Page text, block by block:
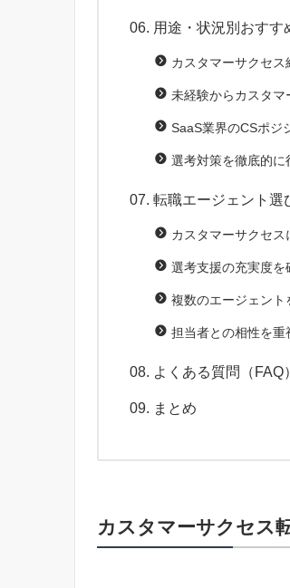
用途・状況別おすす
カスタマーサクセ
未経験からカスタマ
SaaS業界のCSポジ
選考対策を徹底的に
転職エージェント選
カスタマーサクセ
選考支援の充実度を
複数のエージェント
担当者との相性を重
よくある質問（FAQ）
まとめ
カスタマーサクセス